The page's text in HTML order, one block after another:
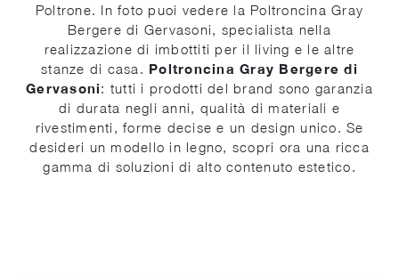
Poltrone. In foto puoi vedere la Poltroncina Gray
Bergere di Gervasoni, specialista nella
realizzazione di imbottiti per il living e le altre
stanze di casa. Poltroncina Gray Bergere di
Gervasoni: tutti i prodotti del brand sono garanzia
di durata negli anni, qualità di materiali e
rivestimenti, forme decise e un design unico. Se
desideri un modello in legno, scopri ora una ricca
gamma di soluzioni di alto contenuto estetico.